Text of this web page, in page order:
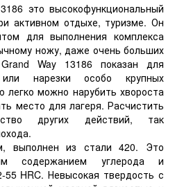
это высокофункциональный
активном отдыхе, туризме. Он
для выполнения комплекса
ножу, даже очень больших
Way 13186 показан для
нарезки особо крупных
можно нарубить хвороста
место для лагеря. Расчистить
других действий, так
выполнен из стали 420. Это
содержанием углерода и
HRC. Невысокая твердость с